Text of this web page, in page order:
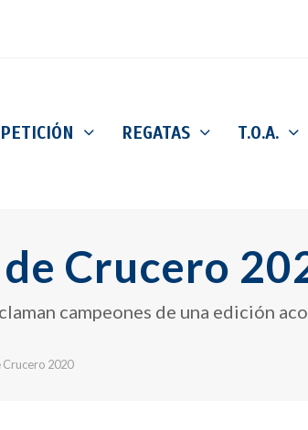
REGATAS T.O.A.
Crucero
campeones de una edición
2020